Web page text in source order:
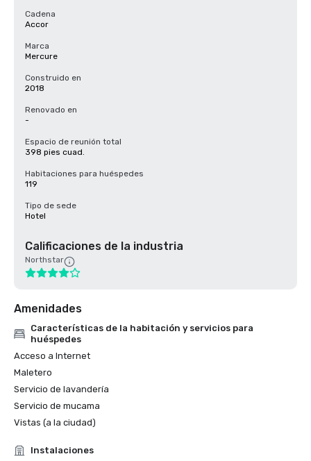
Cadena
Accor
Marca
Mercure
Construido en
2018
Renovado en
-
Espacio de reunión total
398 pies cuad.
Habitaciones para huéspedes
119
Tipo de sede
Hotel
Calificaciones de la industria
Northstar
Amenidades
Características de la habitación y servicios para
huéspedes
Acceso a Internet
Maletero
Servicio de lavandería
Servicio de mucama
Vistas (a la ciudad)
Instalaciones